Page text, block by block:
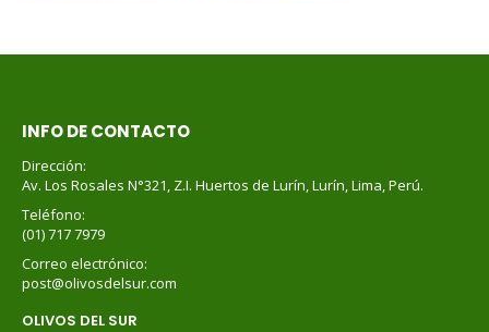
INFO DE CONTACTO
Dirección:
Av. Los Rosales N°321, Z.I. Huertos de Lurín, Lurín, Lima, Perú.
Teléfono:
(01) 717 7979
Correo electrónico:
post@olivosdelsur.com
OLIVOS DEL SUR